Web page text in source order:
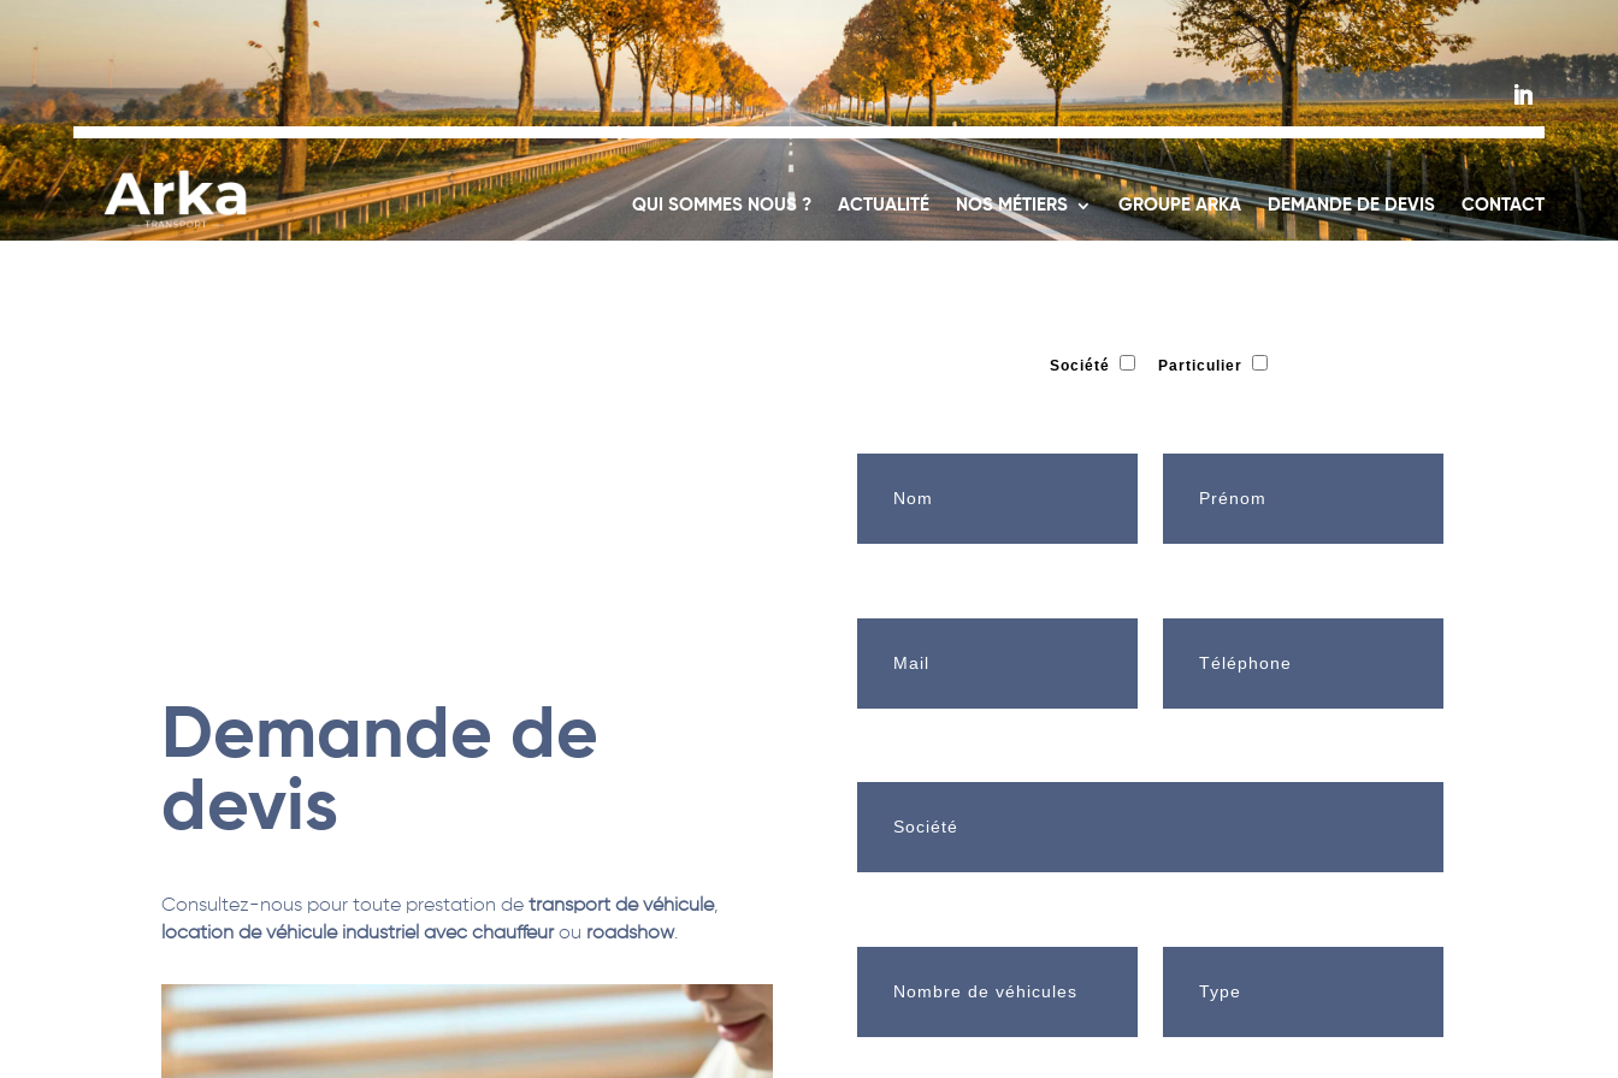
QUI SOMMES NOUS ? ACTUALITÉ NOS MÉTIERS GROUPE ARKA DEMANDE DE DEVIS CONTACT
Demande de
devis
Consultez-nous pour toute prestation de transport de véhicule,
location de véhicule industriel avec chauffeurou roadshow.
Société Particulier